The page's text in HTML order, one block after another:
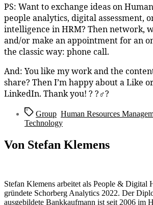
PS: Want to exchange ideas on
people analytics, digital assessment,
intelligence in HRM? Then network,
and/or make an appointment for an
the classic way: phone call.
And: You like my work and the
share? Then I’m happy about a Like
LinkedIn. Thank you! ? ?‍♂️?
Schlagwörter
Group Human Resources
Technology
Von Stefan Klemens
Stefan Klemens arbeitet als People & Digital
gründete Schorberg Analytics 2022. Der
ausgebildete Bankkaufmann ist seit 2006 im